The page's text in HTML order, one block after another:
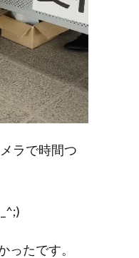
ラで時間つ
たです。